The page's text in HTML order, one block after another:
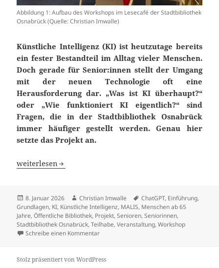
Abbildung 1: Aufbau des Workshops im Lesecafé der Stadtbibliothek
Osnabrück (Quelle: Christian Imwalle)
Künstliche Intelligenz (KI) ist heutzutage bereits
ein fester Bestandteil im Alltag vieler Menschen.
Doch gerade für Senior:innen stellt der Umgang
mit der neuen Technologie oft eine
Herausforderung dar. „Was ist KI überhaupt?“
oder „Wie funktioniert KI eigentlich?“ sind
Fragen, die in der Stadtbibliothek Osnabrück
immer häufiger gestellt werden. Genau hier
setzte das Projekt an.
„Was ist eigentlich Künstliche Intelligenz?“ – Ein
weiterlesen
Veröffentlicht
am
8. Januar 2026 Autor
Christian Imwalle Schlagwörter
ChatGPT, Einführung,
Grundlagen, KI, Künstliche Intelligenz, MALIS, Menschen ab 65
Jahre,Öffentliche Bibliothek, Projekt,Senioren,Seniorinnen,
Stadtbibliothek Osnabrück,Teilhabe,Veranstaltung,Workshop
Schreibe einen Kommentarzu „Was ist eigentlich Künstliche
Stolz präsentiert von WordPress